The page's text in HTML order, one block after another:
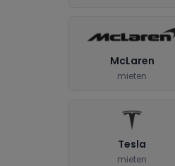
McLaren
mieten
Tesla
mieten